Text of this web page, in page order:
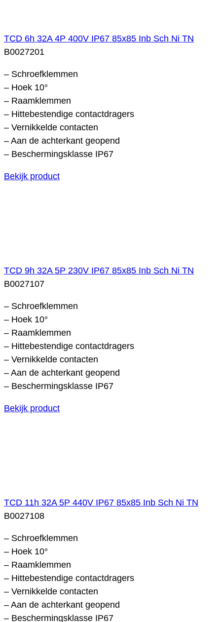
TCD 6h 32A 4P 400V IP67 85x85 Inb Sch Ni TN
B0027201
– Schroefklemmen
– Hoek 10°
– Raamklemmen
– Hittebestendige contactdragers
– Vernikkelde contacten
– Aan de achterkant geopend
– Beschermingsklasse IP67
Bekijk product
TCD 9h 32A 5P 230V IP67 85x85 Inb Sch Ni TN
B0027107
– Schroefklemmen
– Hoek 10°
– Raamklemmen
– Hittebestendige contactdragers
– Vernikkelde contacten
– Aan de achterkant geopend
– Beschermingsklasse IP67
Bekijk product
TCD 11h 32A 5P 440V IP67 85x85 Inb Sch Ni TN
B0027108
– Schroefklemmen
– Hoek 10°
– Raamklemmen
– Hittebestendige contactdragers
– Vernikkelde contacten
– Aan de achterkant geopend
– Beschermingsklasse IP67